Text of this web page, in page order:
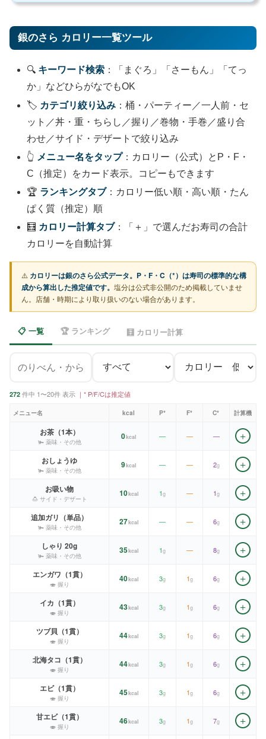
銀のさら カロリー一覧ツール
🔍 キーワード検索 ：「まぐろ」「さーもん」「てっ
か」などひらがなでもOK
🏷️ カテゴリ絞り込み ：桶・パーティー／一人前・セ
ット／丼・重・ちらし／握り／巻物・手巻／盛り合
わせ／サイド・デザートで絞り込み
👆 メニュー名をタップ：カロリー（公式）とP・F・
C（推定）をカード表示。コピーもできます
🏆 ランキングタブ：カロリー低い順・高い順・たん
ぱく質（推定）順
🧮 カロリー計算タブ：「＋」で選んだお寿司の合計
カロリーを自動計算
⚠️ カロリーは銀のさら公式データ。P・F・C（*）は寿司の標準的な構
成から算出した推定値です。 塩分は公式非公開のため掲載していませ
ん。店舗・時期により取り扱いのない場合があります。
📋 一覧 🏆 ランキング 🧮 カロリー計算
272 件中 1〜20件表示 ｜* P/F/Cは推定値
メニュー名 kcal P* F* C* 計算機
お茶（1本）
🫚 薬味・その他
0kcal — — — ＋
おしょうゆ
🫚 薬味・その他
9kcal — — 2g ＋
お吸い物
🍮 サイド・デザート
10kcal 1g — 1g ＋
追加ガリ（単品）
🫚 薬味・その他
27kcal — — 6g ＋
しゃり 20g
🫚 薬味・その他
35kcal 1g — 8g ＋
エンガワ（1貫）
🍣 握り
40kcal 3g 1g 6g ＋
イカ（1貫）
🍣 握り
43kcal 3g 1g 6g ＋
ツブ貝（1貫）
🍣 握り
44kcal 3g 1g 6g ＋
北海タコ（1貫）
🍣 握り
44kcal 3g 1g 6g ＋
エビ（1貫）
🍣 握り
45kcal 3g 1g 6g ＋
甘エビ（1貫）
🍣 握り
46kcal 3g 1g 7g ＋